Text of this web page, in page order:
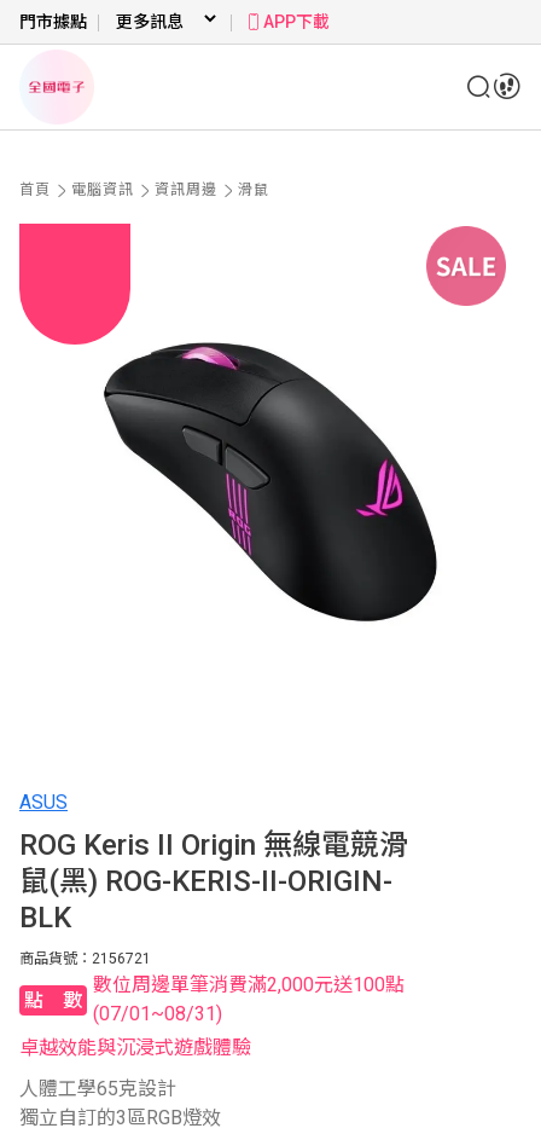
門市據點 APP下載
首頁 電腦資訊 資訊周邊 滑鼠
ASUS
ROG Keris II Origin 無線電競滑
鼠(黑) ROG-KERIS-II-ORIGIN-
BLK
商品貨號：2156721
點數
數位周邊單筆消費滿2,000元送100點
(07/01~08/31)
卓越效能與沉浸式遊戲體驗
人體工學65克設計
獨立自訂的3區RGB燈效